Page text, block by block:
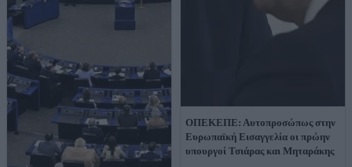
ΟΠΕΚΕΠΕ: Αυτοπροσώπως στην
Ευρωπαϊκή Εισαγγελία οι πρώην
υπουργοί Τσιάρας και Μηταράκης